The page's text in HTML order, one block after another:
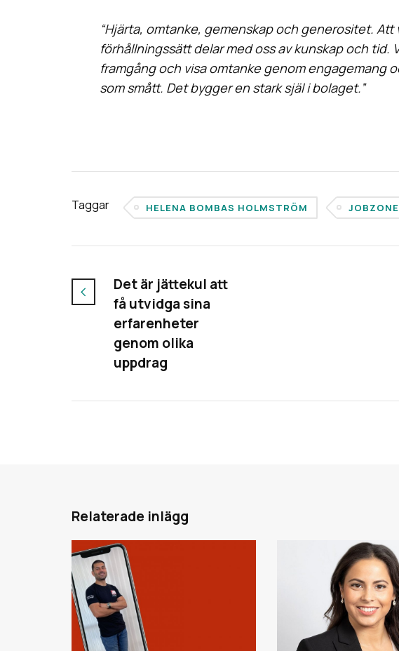
“Hjärta, omtanke, gemenskap och generositet.
förhållningssätt delar med oss av kunskap och tid.
framgång och visa omtanke genom engagemang
som smått. Det bygger en stark själ i bolaget.”
Taggar HELENA BOMBAS HOLMSTRÖM JOBZONE
Det är jättekul att
få utvidga sina
erfarenheter
genom olika
uppdrag
Relaterade inlägg